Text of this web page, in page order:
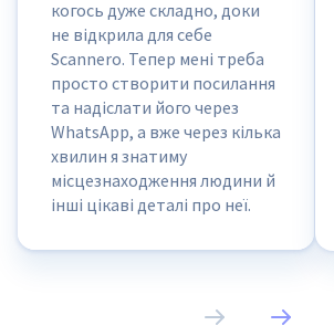
когось дуже складно, доки
не відкрила для себе
Scannero. Тепер мені треба
просто створити посилання
та надіслати його через
WhatsApp, а вже через кілька
хвилин я знатиму
місцезнаходження людини й
інші цікаві деталі про неї.